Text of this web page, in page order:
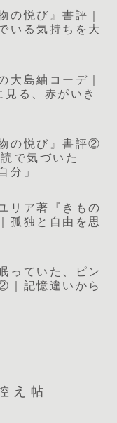
の悦び』書評｜
いる気持ちを大
大島紬コーデ｜
る、赤がいき
の悦び』書評②
で気づいた
分」
リア著『きもの
孤独と自由を思
っていた、ピン
｜記憶違いから
え帖